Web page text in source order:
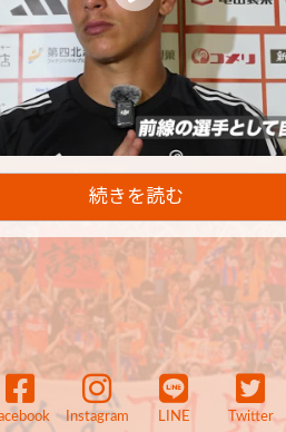
続きを読む
Instagram LINE Twitter